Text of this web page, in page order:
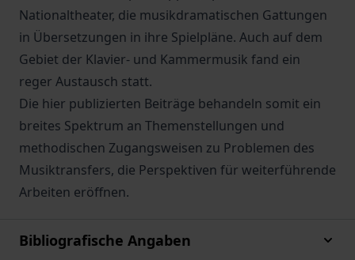
Nationaltheater, die musikdramatischen Gattungen
in Übersetzungen in ihre Spielpläne. Auch auf dem
Gebiet der Klavier- und Kammermusik fand ein
reger Austausch statt.
Die hier publizierten Beiträge behandeln somit ein
breites Spektrum an Themenstellungen und
methodischen Zugangsweisen zu Problemen des
Musiktransfers, die Perspektiven für weiterführende
Arbeiten eröffnen.
Bibliografische Angaben